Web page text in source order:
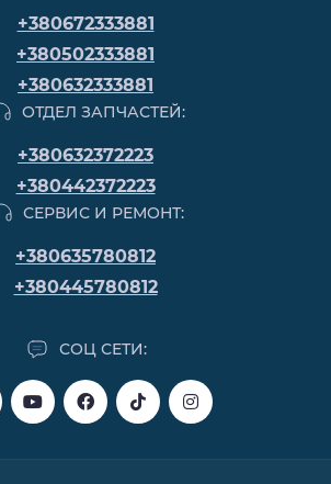
+380672333881
+380502333881
+380632333881
ОТДЕЛ ЗАПЧАСТЕЙ:
+380632372223
+380442372223
СЕРВИС И РЕМОНТ:
+380635780812
+380445780812
СОЦ СЕТИ: